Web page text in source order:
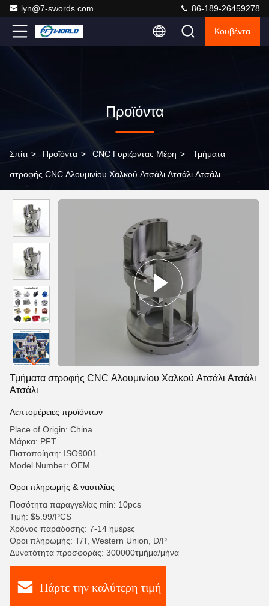
lyn@7-swords.com 86-189-26459278
Κουβέντα
Προϊόντα
Σπίτι > Προϊόντα > CNC Γυρίζοντας Μέρη > Τμήματα
στροφής CNC Αλουμινίου Χαλκού Ατσάλι Ατσάλι Ατσάλι
Τμήματα στροφής CNC Αλουμινίου Χαλκού Ατσάλι Ατσάλι
Ατσάλι
Λεπτομέρειες προϊόντων
Place of Origin: China
Μάρκα: PFT
Πιστοποίηση: ISO9001
Model Number: OEM
Όροι πληρωμής & ναυτιλίας
Ποσότητα παραγγελίας min: 10pcs
Τιμή: $5.99/PCS
Χρόνος παράδοσης: 7-14 ημέρες
Όροι πληρωμής: T/T, Western Union, D/P
Δυνατότητα προσφοράς: 300000τμήμα/μήνα
Πάρτε την καλύτερη τιμή